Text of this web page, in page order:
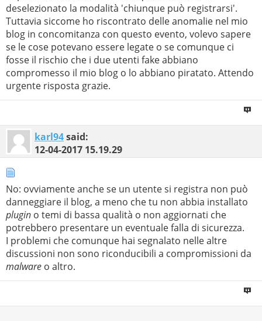
deselezionato la modalità 'chiunque può registrarsi'.
Tuttavia siccome ho riscontrato delle anomalie nel mio
blog in concomitanza con questo evento, volevo sapere
se le cose potevano essere legate o se comunque ci
fosse il rischio che i due utenti fake abbiano
compromesso il mio blog o lo abbiano piratato. Attendo
urgente risposta grazie.
karl94said:
12-04-2017 15.19.29
No: ovviamente anche se un utente si registra non può
danneggiare il blog, a meno che tu non abbia installato
plugin o temi di bassa qualità o non aggiornati che
potrebbero presentare un eventuale falla di sicurezza.
I problemi che comunque hai segnalato nelle altre
discussioni non sono riconducibili a compromissioni da
malware o altro.